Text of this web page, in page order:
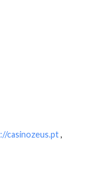
casinozeus.pt,